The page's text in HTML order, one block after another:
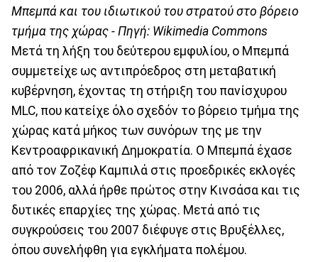
Μπεμπά και του ιδιωτικού του στρατού στο βόρειο
τμήμα της χώρας - Πηγή: Wikimedia Commons
Μετά τη λήξη του δεύτερου εμφυλίου, ο Μπεμπά
συμμετείχε ως αντιπρόεδρος στη μεταβατική
κυβέρνηση, έχοντας τη στήριξη του πανίσχυρου
MLC, που κατείχε όλο σχεδόν το βόρειο τμήμα της
χώρας κατά μήκος των συνόρων της με την
Κεντροαφρικανική Δημοκρατία. Ο Μπεμπά έχασε
από τον Ζοζέφ Καμπιλά στις προεδρικές εκλογές
του 2006, αλλά ήρθε πρώτος στην Κινσάσα και τις
δυτικές επαρχίες της χώρας. Μετά από τις
συγκρούσεις του 2007 διέφυγε στις Βρυξέλλες,
όπου συνελήφθη για εγκλήματα πολέμου.